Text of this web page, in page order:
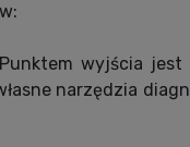
wyjścia
narzędzia